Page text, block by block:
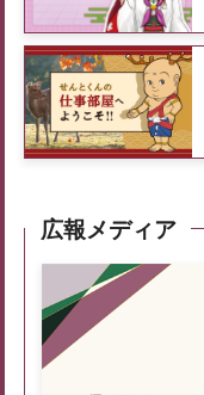
広報メディア